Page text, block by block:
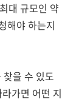
대 규모인 약
해야 하는지
을 수 있도
가면 어떤 지